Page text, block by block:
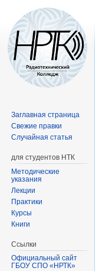
Заглавная страница
Свежие правки
Случайная статья
для студентов НТК
Методические
указания
Лекции
Практики
Курсы
Книги
Ссылки
Официальный сайт
ГБОУ СПО «НРТК»